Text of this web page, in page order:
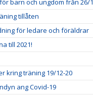
tillåten
för ledare och föräldrar
till 2021!
kring träning 19/12-20
ang Covid-19